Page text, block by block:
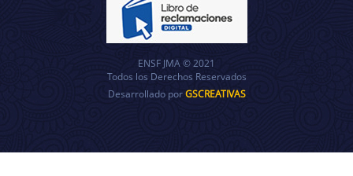
ENSF JMA © 2021
Todos los Derechos Reservados
Desarrollado porGSCREATIVAS